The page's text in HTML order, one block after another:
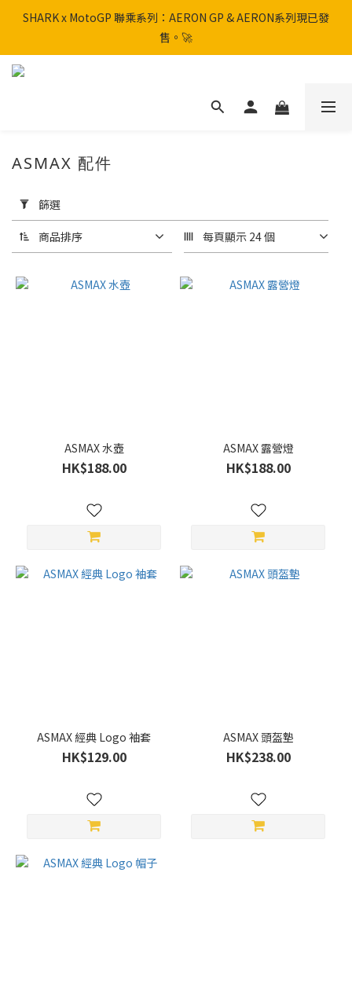
SHARK x MotoGP 聯乘系列：AERON GP & AERON系列現已發
售。🚀
SHARK x MotoGP 聯乘系列：AERON GP & AERON系列現已發
售。🚀
📦 【全新上架】NHK Helmet 到貨通知：S1GP & K5R 熱銷款式全
用
篩
選
(0/20)
ASMAX 配件
篩選
商品排序 每頁顯示 24 個
ASMAX 水壺
HK$188.00
ASMAX 露營燈
HK$188.00
ASMAX 經典 Logo 袖套
HK$129.00
ASMAX 頭盔墊
HK$238.00